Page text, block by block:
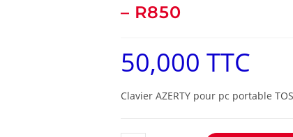
– R850
50,000 TTC
Clavier AZERTY pour pc portable